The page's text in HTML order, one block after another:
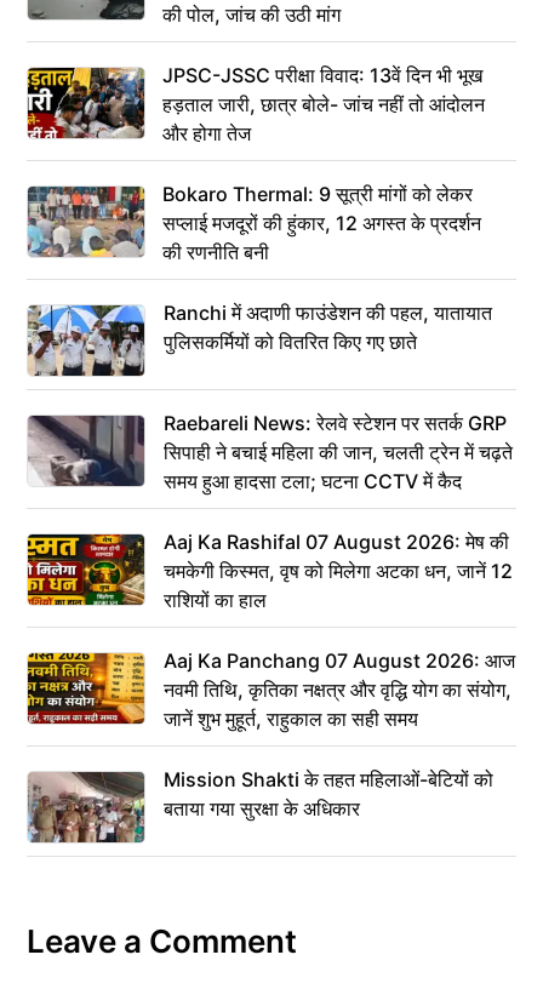
की पोल, जांच की उठी मांग
JPSC-JSSC परीक्षा विवाद: 13वें दिन भी भूख
हड़ताल जारी, छात्र बोले- जांच नहीं तो आंदोलन
और होगा तेज
Bokaro Thermal: 9 सूत्री मांगों को लेकर
सप्लाई मजदूरों की हुंकार, 12 अगस्त के प्रदर्शन
की रणनीति बनी
Ranchi में अदाणी फाउंडेशन की पहल, यातायात
पुलिसकर्मियों को वितरित किए गए छाते
Raebareli News: रेलवे स्टेशन पर सतर्क GRP
सिपाही ने बचाई महिला की जान, चलती ट्रेन में चढ़ते
समय हुआ हादसा टला; घटना CCTV में कैद
Aaj Ka Rashifal 07 August 2026: मेष की
चमकेगी किस्मत, वृष को मिलेगा अटका धन, जानें 12
राशियों का हाल
Aaj Ka Panchang 07 August 2026: आज
नवमी तिथि, कृतिका नक्षत्र और वृद्धि योग का संयोग,
जानें शुभ मुहूर्त, राहुकाल का सही समय
Mission Shakti के तहत महिलाओं-बेटियों को
बताया गया सुरक्षा के अधिकार
Leave a Comment